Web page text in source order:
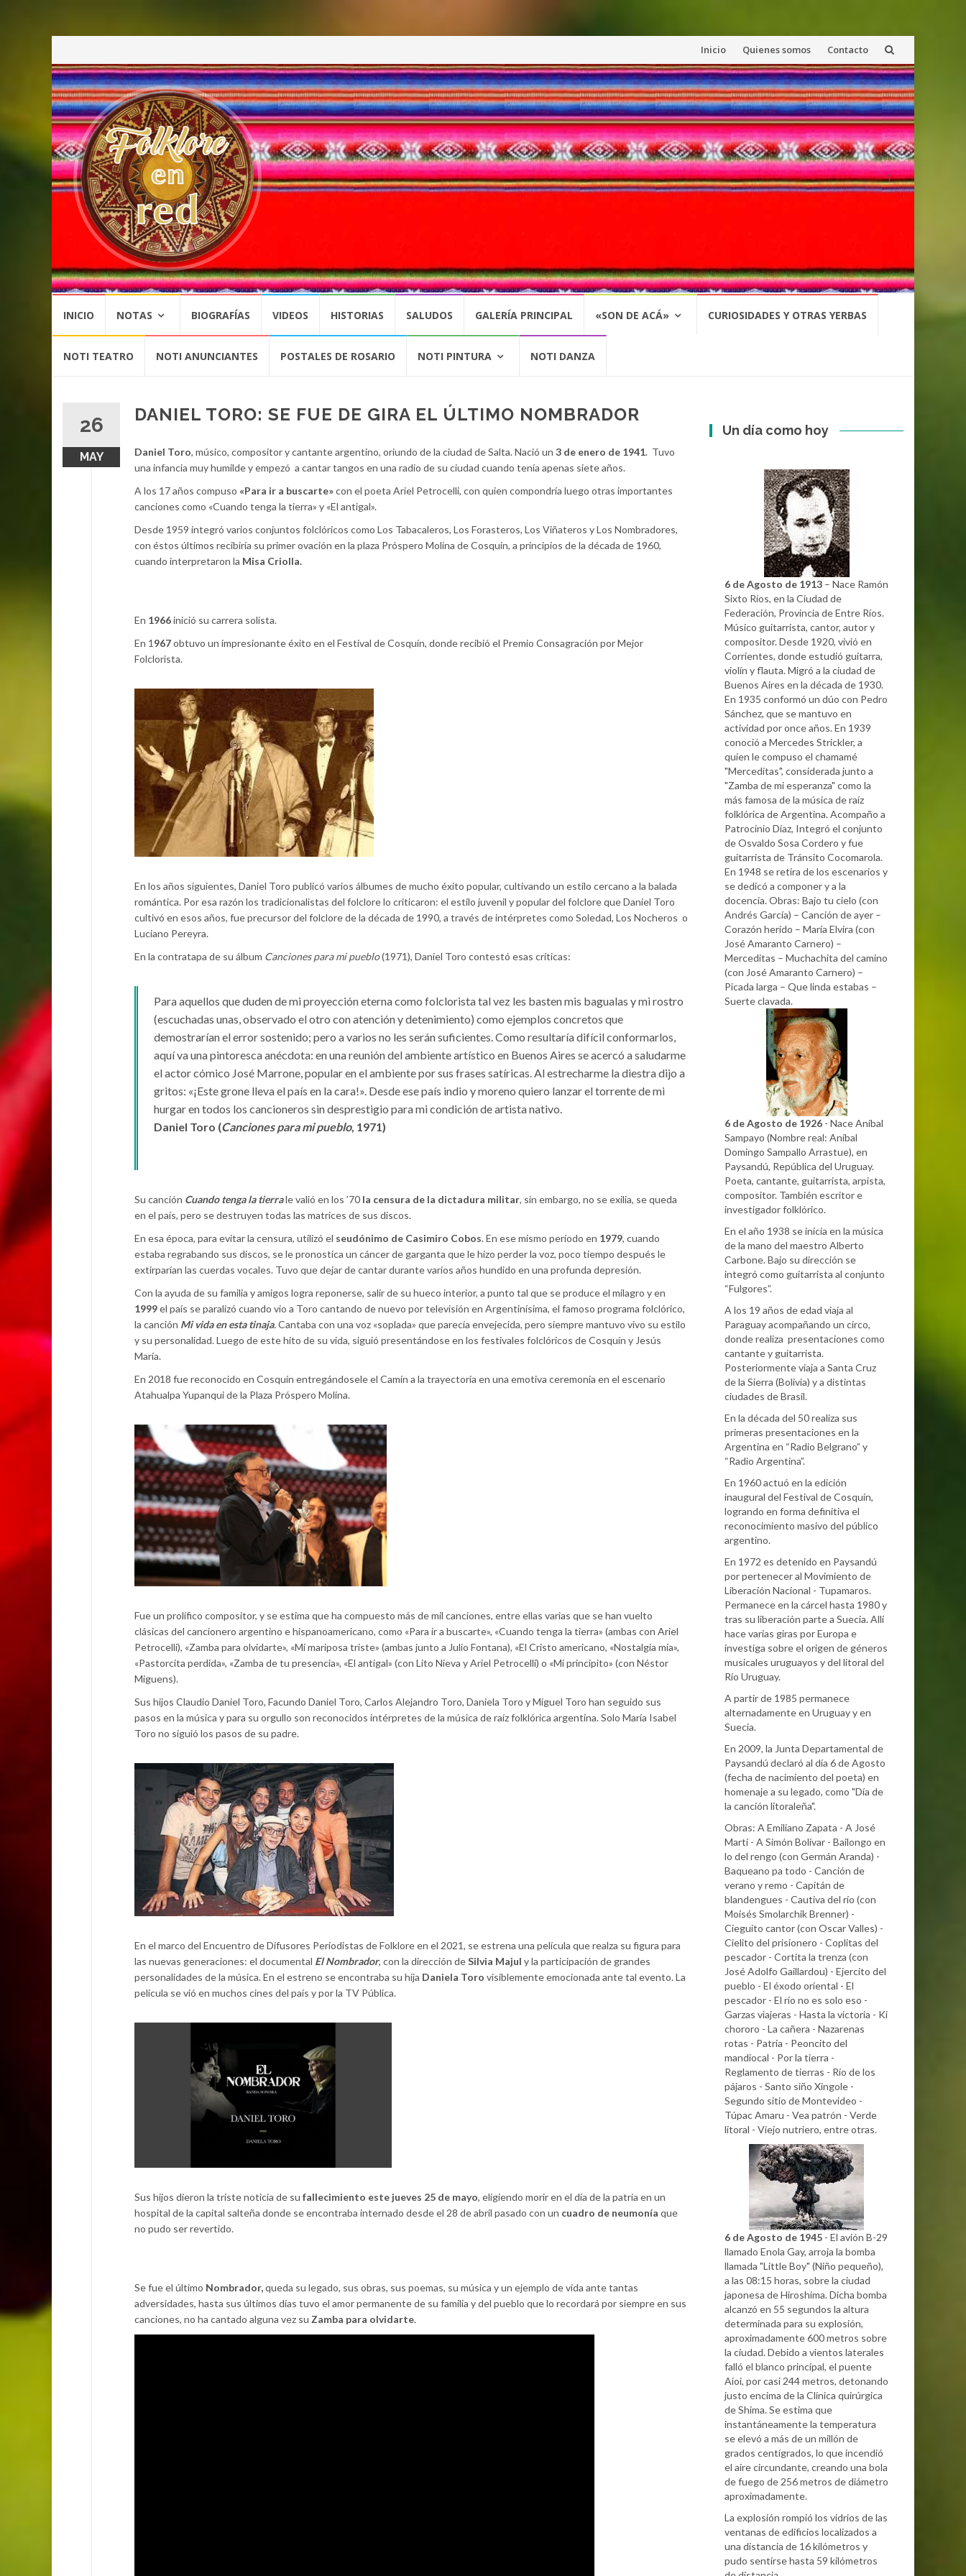
Saltar
al
contenido
Inicio Quienes somos Contacto
1
contenido
INICIO NOTAS BIOGRAFÍAS VIDEOS HISTORIAS SALUDOS GALERÍA PRINCIPAL «SON DE ACÁ» CURIOSIDADES Y OTRAS YERBAS
NOTI TEATRO NOTI ANUNCIANTES POSTALES DE ROSARIO NOTI PINTURA NOTI DANZA
26
MAY
DANIEL TORO: SE FUE DE GIRA EL ÚLTIMO NOMBRADOR
Daniel Toro, músico, compositor y cantante argentino, oriundo de la ciudad de Salta. Nació un 3 de enero de 1941. Tuvo
una infancia muy humilde y empezó a cantar tangos en una radio de su ciudad cuando tenía apenas siete años.
A los 17 años compuso «Para ir a buscarte»con el poeta Ariel Petrocelli, con quien compondría luego otras importantes
canciones como «Cuando tenga la tierra» y «El antigal».
Desde 1959 integró varios conjuntos folclóricos como Los Tabacaleros, Los Forasteros, Los Viñateros y Los Nombradores,
con éstos últimos recibiría su primer ovación en la plaza Próspero Molina de Cosquín, a principios de la década de 1960,
cuando interpretaron la Misa Criolla.
En 1966inició su carrera solista.
En 1 967obtuvo un impresionante éxito en el Festival de Cosquín, donde recibió el Premio Consagración por Mejor
Folclorista.
En los años siguientes, Daniel Toro publicó varios álbumes de mucho éxito popular, cultivando un estilo cercano a la balada
romántica. Por esa razón los tradicionalistas del folclore lo criticaron: el estilo juvenil y popular del folclore que Daniel Toro
cultivó en esos años, fue precursor del folclore de la década de 1990, a través de intérpretes como Soledad, Los Nocheros o
Luciano Pereyra.
En la contratapa de su álbum Canciones para mi pueblo(1971), Daniel Toro contestó esas críticas:
Para aquellos que duden de mi proyección eterna como folclorista tal vez les basten mis bagualas y mi rostro
(escuchadas unas, observado el otro con atención y detenimiento) como ejemplos concretos que
demostrarían el error sostenido; pero a varios no les serán suficientes. Como resultaría difícil conformarlos,
aquí va una pintoresca anécdota: en una reunión del ambiente artístico en Buenos Aires se acercó a saludarme
el actor cómico José Marrone, popular en el ambiente por sus frases satíricas. Al estrecharme la diestra dijo a
gritos: «¡Este grone lleva el país en la cara!». Desde ese país indio y moreno quiero lanzar el torrente de mi
hurgar en todos los cancioneros sin desprestigio para mi condición de artista nativo.
Daniel Toro (Canciones para mi pueblo, 1971)
Su canción Cuando tenga la tierrale valió en los ’70 la censura de la dictadura militar, sin embargo, no se exilia, se queda
en el país, pero se destruyen todas las matrices de sus discos.
En esa época, para evitar la censura, utilizó el seudónimo de Casimiro Cobos. En ese mismo período en 1979, cuando
estaba regrabando sus discos, se le pronostica un cáncer de garganta que le hizo perder la voz, poco tiempo después le
extirparían las cuerdas vocales. Tuvo que dejar de cantar durante varios años hundido en una profunda depresión.
Con la ayuda de su familia y amigos logra reponerse, salir de su hueco interior, a punto tal que se produce el milagro y en
1999el país se paralizó cuando vio a Toro cantando de nuevo por televisión en Argentinísima, el famoso programa folclórico,
la canción Mi vida en esta tinaja.Cantaba con una voz «soplada» que parecía envejecida, pero siempre mantuvo vivo su estilo
y su personalidad.Luego de este hito de su vida, siguió presentándose en los festivales folclóricos de Cosquín y Jesús
María.
En 2018 fue reconocido en Cosquín entregándosele el Camín a la trayectoria en una emotiva ceremonia en el escenario
Atahualpa Yupanqui de la Plaza Próspero Molina.
Fue un prolífico compositor, y se estima que ha compuesto más de mil canciones, entre ellas varias que se han vuelto
clásicas del cancionero argentino e hispanoamericano, como «Para ir a buscarte», «Cuando tenga la tierra» (ambas con Ariel
Petrocelli), «Zamba para olvidarte», «Mi mariposa triste» (ambas junto a Julio Fontana), «El Cristo americano, «Nostalgia mía»,
«Pastorcita perdida», «Zamba de tu presencia», «El antigal» (con Lito Nieva y Ariel Petrocelli) o «Mi principito» (con Néstor
Miguens).
Sus hijos Claudio Daniel Toro, Facundo Daniel Toro, Carlos Alejandro Toro, Daniela Toro y Miguel Toro han seguido sus
pasos en la música y para su orgullo son reconocidos intérpretes de la música de raíz folklórica argentina. Solo María Isabel
Toro no siguió los pasos de su padre.
En el marco del Encuentro de Difusores Periodistas de Folklore en el 2021, se estrena una película que realza su figura para
las nuevas generaciones: el documental El Nombrador, con la dirección deSilvia Majul y la participación de grandes
personalidades de la música. En el estreno se encontraba su hija Daniela Toro visiblemente emocionada ante tal evento. La
película se vió en muchos cines del país y por la TV Pública.
Sus hijos dieron la triste noticia de su fallecimiento este jueves 25 de mayo, eligiendo morir en el día de la patria en un
hospital de la capital salteña donde se encontraba internado desde el 28 de abril pasado con un cuadro de neumonía que
no pudo ser revertido.
Se fue el último Nombrador,queda su legado, sus obras, sus poemas, su música y un ejemplo de vida ante tantas
adversidades, hasta sus últimos días tuvo el amor permanente de su familia y del pueblo que lo recordará por siempre en sus
canciones, no ha cantado alguna vez su Zamba para olvidarte.
Un día como hoy
6 de Agosto de 1913 – Nace Ramón
Sixto Ríos, en la Ciudad de
Federación, Provincia de Entre Ríos.
Músico guitarrista, cantor, autor y
compositor. Desde 1920, vivió en
Corrientes, donde estudió guitarra,
violín y flauta. Migró a la ciudad de
Buenos Aires en la década de 1930.
En 1935 conformó un dúo con Pedro
Sánchez, que se mantuvo en
actividad por once años. En 1939
conoció a Mercedes Strickler, a
quien le compuso el chamamé
"Merceditas", considerada junto a
"Zamba de mi esperanza" como la
más famosa de la música de raíz
folklórica de Argentina. Acompaño a
Patrocinio Díaz, Integró el conjunto
de Osvaldo Sosa Cordero y fue
guitarrista de Tránsito Cocomarola.
En 1948 se retira de los escenarios y
se dedicó a componer y a la
docencia. Obras: Bajo tu cielo (con
Andrés García) – Canción de ayer –
Corazón herido – María Elvira (con
José Amaranto Carnero) –
Merceditas – Muchachita del camino
(con José Amaranto Carnero) –
Picada larga – Que linda estabas –
Suerte clavada.
6 de Agosto de 1926 - Nace Aníbal
Sampayo (Nombre real: Aníbal
Domingo Sampallo Arrastue), en
Paysandú, República del Uruguay.
Poeta, cantante, guitarrista, arpista,
compositor. También escritor e
investigador folklórico.
En el año 1938 se inicia en la música
de la mano del maestro Alberto
Carbone. Bajo su dirección se
integró como guitarrista al conjunto
“Fulgores”.
A los 19 años de edad viaja al
Paraguay acompañando un circo,
donde realiza presentaciones como
cantante y guitarrista.
Posteriormente viaja a Santa Cruz
de la Sierra (Bolivia) y a distintas
ciudades de Brasil.
En la década del 50 realiza sus
primeras presentaciones en la
Argentina en “Radio Belgrano” y
“Radio Argentina”.
En 1960 actuó en la edición
inaugural del Festival de Cosquín,
logrando en forma definitiva el
reconocimiento masivo del público
argentino.
En 1972 es detenido en Paysandú
por pertenecer al Movimiento de
Liberación Nacional - Tupamaros.
Permanece en la cárcel hasta 1980 y
tras su liberación parte a Suecia. Allí
hace varias giras por Europa e
investiga sobre el origen de géneros
musicales uruguayos y del litoral del
Río Uruguay.
A partir de 1985 permanece
alternadamente en Uruguay y en
Suecia.
En 2009, la Junta Departamental de
Paysandú declaró al día 6 de Agosto
(fecha de nacimiento del poeta) en
homenaje a su legado, como "Día de
la canción litoraleña".
Obras: A Emiliano Zapata - A José
Martí - A Simón Bolívar - Bailongo en
lo del rengo (con Germán Aranda) -
Baqueano pa todo - Canción de
verano y remo - Capitán de
blandengues - Cautiva del río (con
Moisés Smolarchik Brenner) -
Cieguito cantor (con Oscar Valles) -
Cielito del prisionero - Coplitas del
pescador - Cortita la trenza (con
José Adolfo Gaillardou) - Ejercito del
pueblo - El éxodo oriental - El
pescador - El río no es solo eso -
Garzas viajeras - Hasta la victoria - Ki
chororo - La cañera - Nazarenas
rotas - Patria - Peoncito del
mandiocal - Por la tierra -
Reglamento de tierras - Río de los
pájaros - Santo siño Xingole -
Segundo sitio de Montevideo -
Túpac Amaru - Vea patrón - Verde
litoral - Viejo nutriero, entre otras.
6 de Agosto de 1945 - El avión B-29
llamado Enola Gay, arroja la bomba
llamada "Little Boy" (Niño pequeño),
a las 08:15 horas, sobre la ciudad
japonesa de Hiroshima. Dicha bomba
alcanzó en 55 segundos la altura
determinada para su explosión,
aproximadamente 600 metros sobre
la ciudad. Debido a vientos laterales
falló el blanco principal, el puente
Aioi, por casi 244 metros, detonando
justo encima de la Clínica quirúrgica
de Shima. Se estima que
instantáneamente la temperatura
se elevó a más de un millón de
grados centígrados, lo que incendió
el aire circundante, creando una bola
de fuego de 256 metros de diámetro
aproximadamente.
La explosión rompió los vidrios de las
ventanas de edificios localizados a
una distancia de 16 kilómetros y
pudo sentirse hasta 59 kilómetros